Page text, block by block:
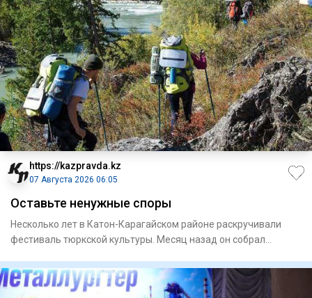
https://kazpravda.kz
07 Августа 2026 06:05
Оставьте ненужные споры
Несколько лет в Катон-Карагайском районе раскручивали
фестиваль тюркской культуры. Месяц назад он собрал